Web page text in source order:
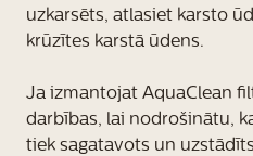
uzkarsēts, atlasiet karsto
krūzītes karstā ūdens.
Ja izmantojat AquaClean
darbības, lai nodrošinātu,
tiek sagatavots un